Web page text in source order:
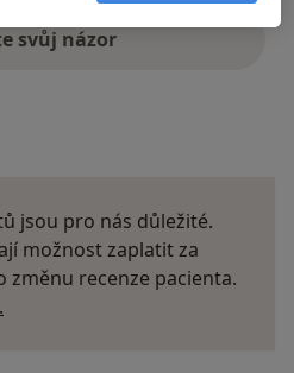
svůj názor
jsou pro nás důležité.
možnost zaplatit za
změnu recenze pacienta.